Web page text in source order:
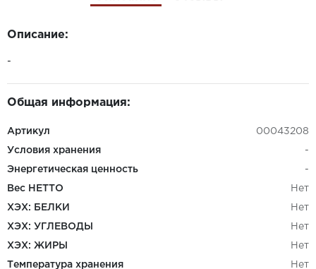
Описание:
-
Общая информация:
Артикул 00043208
Условия хранения -
Энергетическая ценность -
Вес НЕТТО Нет
ХЭХ: БЕЛКИ Нет
ХЭХ: УГЛЕВОДЫ Нет
ХЭХ: ЖИРЫ Нет
Температура хранения Нет